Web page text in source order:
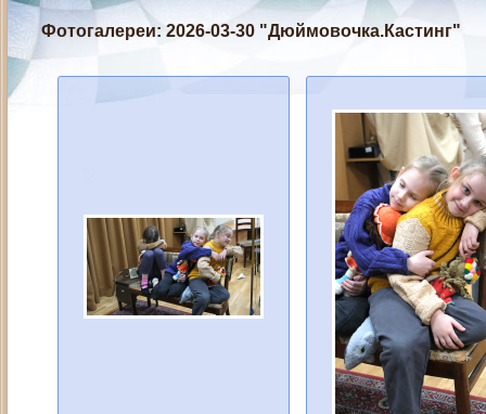
Фотогалереи: 2026-03-30 "Дюймовочка.Кастинг"